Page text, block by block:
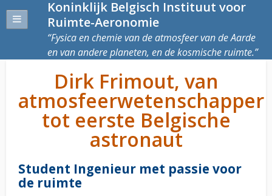
Koninklijk Belgisch Instituut voor
Ruimte-Aeronomie
Fysica en chemie van de atmosfeer van de Aarde
en van andere planeten, en de kosmische ruimte.
Dirk Frimout, van
atmosfeerwetenschapper
tot eerste Belgische
astronaut
Student Ingenieur met passie voor
de ruimte